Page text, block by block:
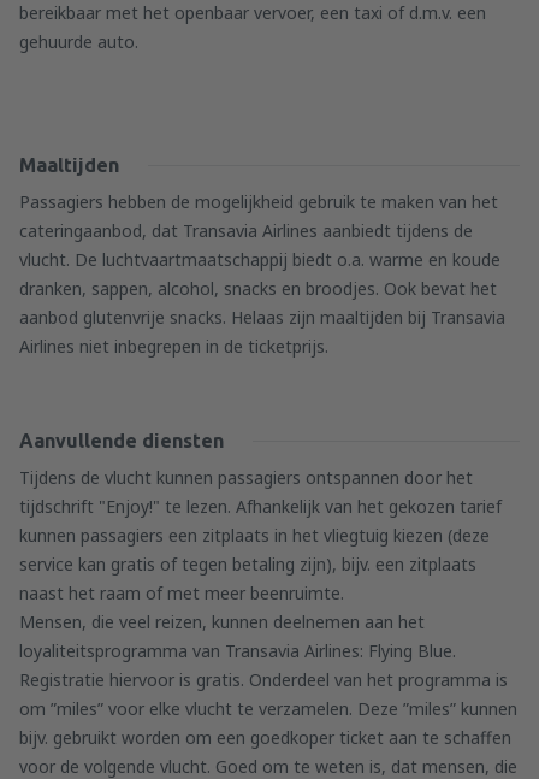
bereikbaar met het openbaar vervoer, een taxi of d.m.v. een
gehuurde auto.
Maaltijden
Passagiers hebben de mogelijkheid gebruik te maken van het
cateringaanbod, dat Transavia Airlines aanbiedt tijdens de
vlucht. De luchtvaartmaatschappij biedt o.a. warme en koude
dranken, sappen, alcohol, snacks en broodjes. Ook bevat het
aanbod glutenvrije snacks. Helaas zijn maaltijden bij Transavia
Airlines niet inbegrepen in de ticketprijs.
Aanvullende diensten
Tijdens de vlucht kunnen passagiers ontspannen door het
tijdschrift "Enjoy!" te lezen. Afhankelijk van het gekozen tarief
kunnen passagiers een zitplaats in het vliegtuig kiezen (deze
service kan gratis of tegen betaling zijn), bijv. een zitplaats
naast het raam of met meer beenruimte.
Mensen, die veel reizen, kunnen deelnemen aan het
loyaliteitsprogramma van Transavia Airlines: Flying Blue.
Registratie hiervoor is gratis. Onderdeel van het programma is
om ”miles” voor elke vlucht te verzamelen. Deze ”miles” kunnen
bijv. gebruikt worden om een goedkoper ticket aan te schaffen
voor de volgende vlucht. Goed om te weten is, dat mensen, die